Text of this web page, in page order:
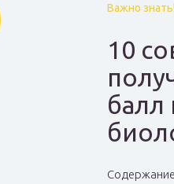
Важно знать!
10
балл